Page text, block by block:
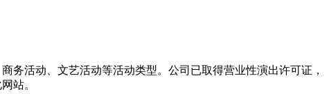
务活动、文艺活动等活动类型。公司已取得营业性演出许可证，
站。